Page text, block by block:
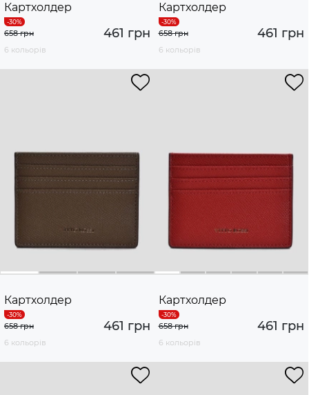
Картхолдер
461 грн
658 грн
6 кольорів
Картхолдер
461 грн
658 грн
6 кольорів
Картхолдер
461 грн
658 грн
6 кольорів
Картхолдер
461 грн
658 грн
6 кольорів